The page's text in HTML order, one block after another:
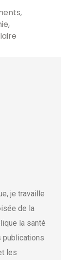
je travaille
de la
la santé
publications
les